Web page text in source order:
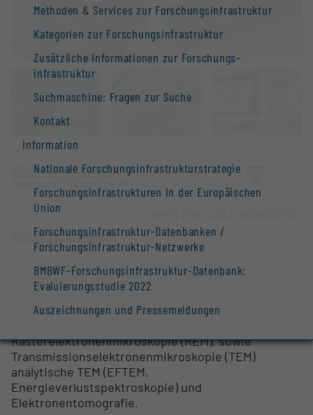
Methoden & Services zur Forschungs­infrastruktur
Kategorien zur Forschungs­infrastruktur
Zusätzliche Informationen zur Forschungs­
infrastruktur
Suchmaschine: Fragen zur Suche
Kontakt
Information
Nationale Forschungs­infrastruktur­strategie
Forschungs­infrastrukturen in der Europäischen
Union
Forschungs­infrastruktur-Datenbanken /
Forschungs­infrastruktur-Netzwerke
BMBWF-Forschungsinfrastruktur-Datenbank:
Evaluierungsstudie 2022
Auszeichnungen und Pressemeldungen
Universität Salzburg
KURZBESCHREIBUNG
Schwerpunktmäßig kommen in dieser Core Facility
verschiedene licht- und elektronenmikroskopischer
Methoden zur Anwendung, u.a. Durchlicht-,
Phasenkontrast-, Fluoreszenz- und Konfokale Laser
Rasterelektronenmikroskopie (REM), sowie
Transmissionselektronenmikroskopie (TEM)
analytische TEM (EFTEM,
Energieverlustspektroskopie) und
Elektronentomografie.